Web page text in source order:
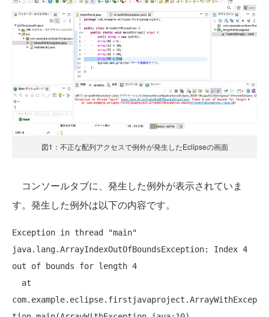
図1：不正な配列アクセスで例外が発生したEclipseの画面
コンソールタブに、発生した例外が表示されていま
す。発生した例外は以下の内容です。
Exception in thread "main"
java.lang.ArrayIndexOutOfBoundsException: Index 4
out of bounds for length 4
com.example.eclipse.firstjavaproject.ArrayWithExcep